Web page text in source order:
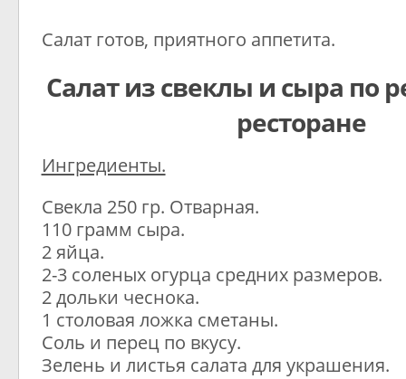
Салат готов, приятного аппетита.
Салат из свеклы и сыра по
ресторане
Ингредиенты.
Свекла 250 гр. Отварная.
110 грамм сыра.
2 яйца.
2-3 соленых огурца средних размеров.
2 дольки чеснока.
1 столовая ложка сметаны.
Соль и перец по вкусу.
Зелень и листья салата для украшения.